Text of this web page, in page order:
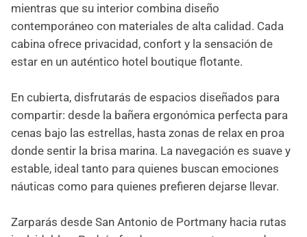
mientras que su interior combina diseño
contemporáneo con materiales de alta calidad. Cada
cabina ofrece privacidad, confort y la sensación de
estar en un auténtico hotel boutique flotante.
En cubierta, disfrutarás de espacios diseñados para
compartir: desde la bañera ergonómica perfecta para
cenas bajo las estrellas, hasta zonas de relax en proa
donde sentir la brisa marina. La navegación es suave y
estable, ideal tanto para quienes buscan emociones
náuticas como para quienes prefieren dejarse llevar.
Zarparás desde San Antonio de Portmany hacia rutas